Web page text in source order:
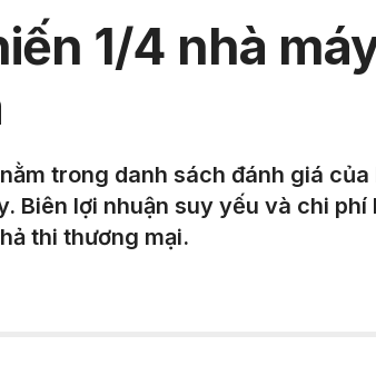
1/4 nhà
trong danh sách đánh giá
Biên lợi nhuận suy yếu và chi
thi thương mại.